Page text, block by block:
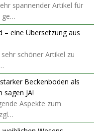
spannender Artikel für
ge…
– eine Übersetzung aus
schöner Artikel zu
Beckenboden als
sagen JA!
Aspekte zum